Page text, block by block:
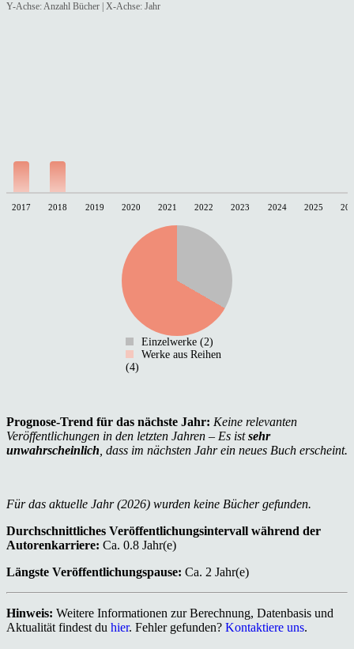
Y-Achse: Anzahl Bücher | X-Achse: Jahr
2017 2018 2019 2020 2021 2022 2023 2024 2025
Einzelwerke (2)
Werke aus Reihen
(4)
Prognose-Trend für das nächste Jahr: Keine relevanten
Veröffentlichungen in den letzten Jahren – Es istsehr
unwahrscheinlich , dass im nächsten Jahr ein neues Buch erscheint.
Für das aktuelle Jahr (2026) wurden keine Bücher gefunden.
Durchschnittliches Veröffentlichungsintervall während der
Autorenkarriere: Ca. 0.8 Jahr(e)
Längste Veröffentlichungspause: Ca. 2 Jahr(e)
Hinweis: Weitere Informationen zur Berechnung, Datenbasis und
Aktualität findest du hier. Fehler gefunden? Kontaktiere uns.